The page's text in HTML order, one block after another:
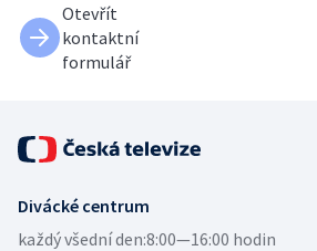
Otevřít
kontaktní
formulář
Divácké centrum
každý všední den:8:00—16:00 hodin